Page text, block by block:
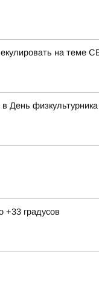
на теме
День физкультурника
+33 градусов